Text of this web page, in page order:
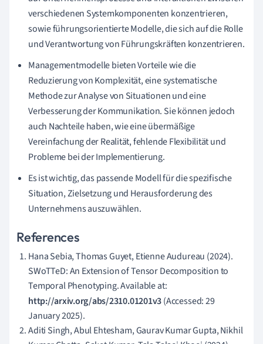
verschiedenen Systemkomponenten konzentrieren,
sowie führungsorientierte Modelle, die sich auf die Rolle
und Verantwortung von Führungskräften konzentrieren.
Managementmodelle bieten Vorteile wie die
Reduzierung von Komplexität, eine systematische
Methode zur Analyse von Situationen und eine
Verbesserung der Kommunikation. Sie können jedoch
auch Nachteile haben, wie eine übermäßige
Vereinfachung der Realität, fehlende Flexibilität und
Probleme bei der Implementierung.
Es ist wichtig, das passende Modell für die spezifische
Situation, Zielsetzung und Herausforderung des
Unternehmens auszuwählen.
References
Hana Sebia, Thomas Guyet, Etienne Audureau (2024).
SWoTTeD: An Extension of Tensor Decomposition to
Temporal Phenotyping. Available at:
http://arxiv.org/abs/2310.01201v3(Accessed: 29
January 2025).
Aditi Singh, Abul Ehtesham, Gaurav Kumar Gupta, Nikhil